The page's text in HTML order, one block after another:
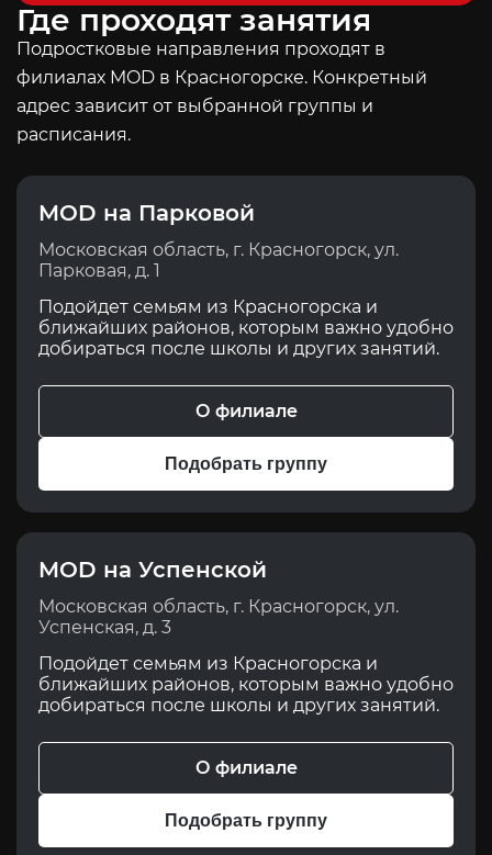
Где проходят занятия
Подростковые направления проходят в
филиалах MOD в Красногорске. Конкретный
адрес зависит от выбранной группы и
расписания.
MOD на Парковой
Московская область, г. Красногорск, ул.
Парковая, д. 1
Подойдет семьям из Красногорска и
ближайших районов, которым важно удобно
добираться после школы и других занятий.
О филиале
Подобрать группу
MOD на Успенской
Московская область, г. Красногорск, ул.
Успенская, д. 3
Подойдет семьям из Красногорска и
ближайших районов, которым важно удобно
добираться после школы и других занятий.
О филиале
Подобрать группу